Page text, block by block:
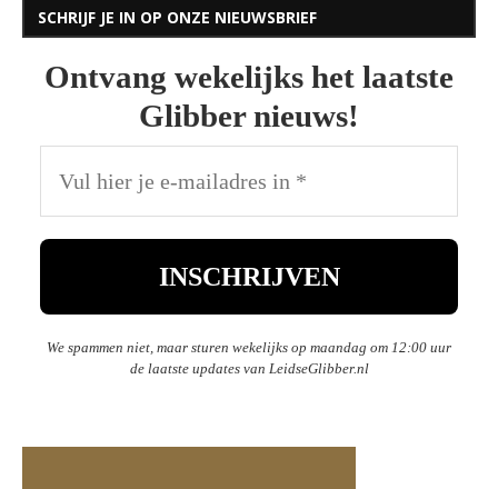
SCHRIJF JE IN OP ONZE NIEUWSBRIEF
Ontvang wekelijks het laatste
Glibber nieuws!
We spammen niet, maar sturen wekelijks op maandag om 12:00 uur
de laatste updates van LeidseGlibber.nl